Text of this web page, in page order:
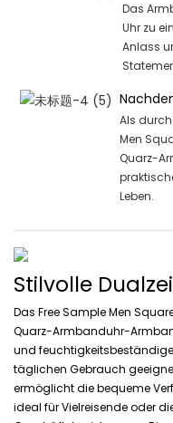
Das
Uhr zu
Anlass
Als
Men
Quarz-
Leben.
Stilvolle
Das Free Sample Men
Quarz-Armbanduhr-
und
täglichen Gebrauch
ermöglicht die bequeme
ideal für Vielreisende oder